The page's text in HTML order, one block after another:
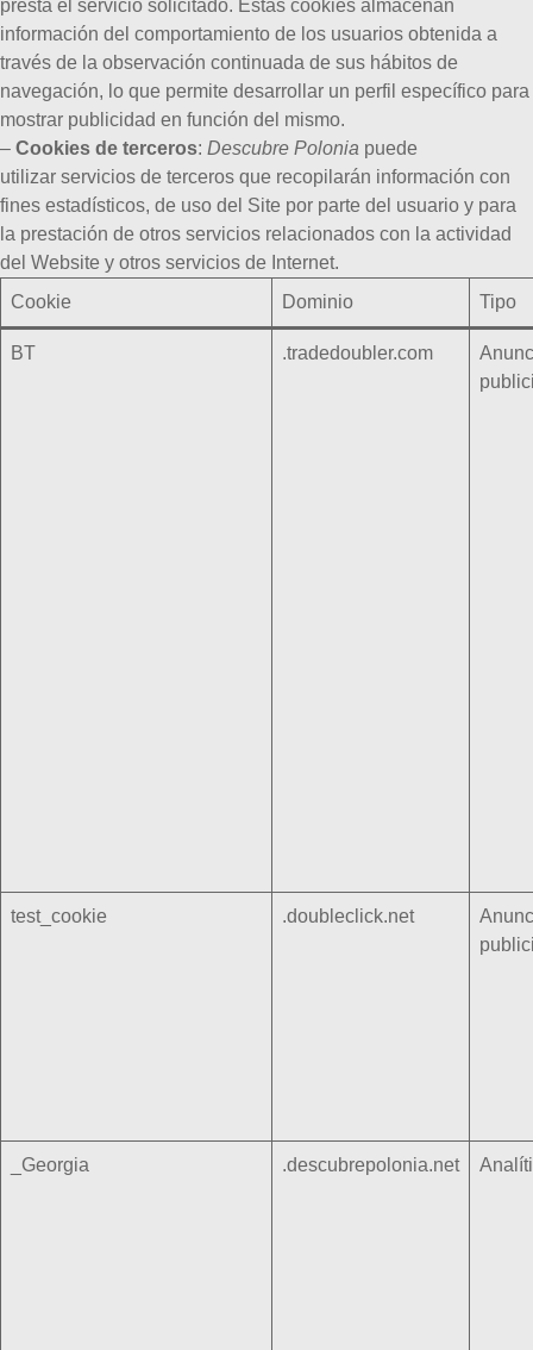
presta el servicio solicitado. Estas cookies almacenan
información del comportamiento de los usuarios obtenida a
través de la observación continuada de sus hábitos de
navegación, lo que permite desarrollar un perfil específico para
mostrar publicidad en función del mismo.
– Cookies de terceros: Descubre Polonia puede
utilizar servicios de terceros que recopilarán información con
fines estadísticos, de uso del Site por parte del usuario y para
la prestación de otros servicios relacionados con la actividad
del Website y otros servicios de Internet.
Cookie
Dominio Tipo
BT .tradedoubler.com
test_cookie .doubleclick.net
_Georgia .descubrepolonia.net